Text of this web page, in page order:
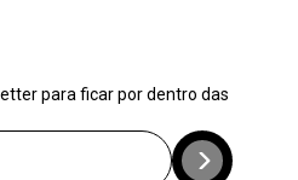
para ficar por dentro das